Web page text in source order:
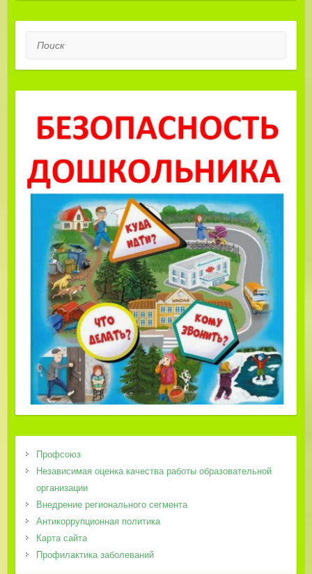
Поиск
Профсоюз
Независимая оценка качества работы образовательной
организации
Внедрение регионального сегмента
Антикоррупционная политика
Карта сайта
Профилактика заболеваний